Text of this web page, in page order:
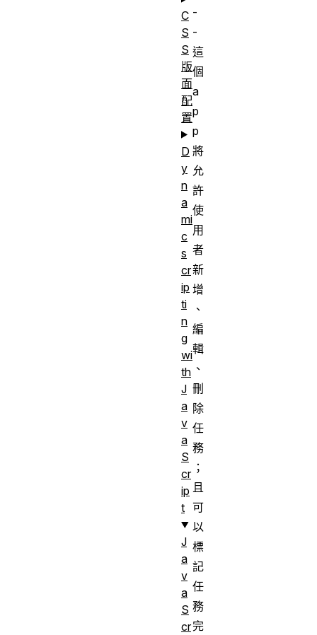
-
-
這
個
a
p
p
將
允
許
使
用
者
新
增
、
編
輯
、
刪
除
任
務
；
且
可
以
標
記
任
務
完
C
S
S
版
面
配
置
D
y
n
a
mi
c
s
cr
ip
ti
n
g
wi
th
J
a
v
a
S
cr
ip
t
J
a
v
a
S
cr